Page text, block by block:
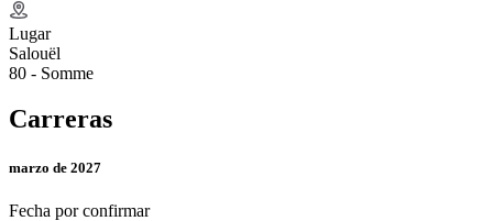
Lugar
Salouël
80 - Somme
Carreras
marzo de 2027
Fecha por confirmar